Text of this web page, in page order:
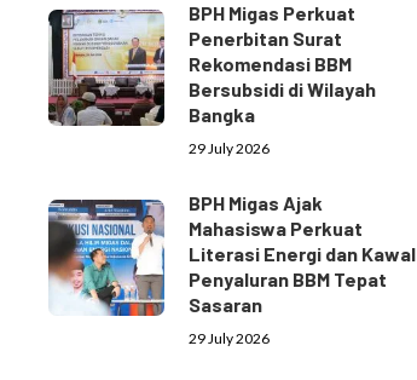
BPH Migas Perkuat
Penerbitan Surat
Rekomendasi BBM
Bersubsidi di Wilayah
Bangka
29 July 2026
BPH Migas Ajak
Mahasiswa Perkuat
Literasi Energi dan Kawal
Penyaluran BBM Tepat
Sasaran
29 July 2026